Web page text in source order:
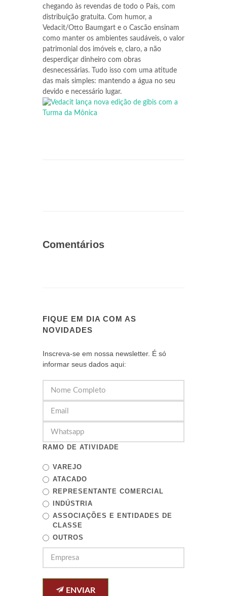
chegando às revendas de todo o País, com
distribuição gratuita. Com humor, a
Vedacit/Otto Baumgart e o Cascão ensinam
como manter os ambientes saudáveis, o valor
patrimonial dos imóveis e, claro, a não
desperdiçar dinheiro com obras
desnecessárias. Tudo isso com uma atitude
das mais simples: mantendo a água no seu
devido e necessário lugar.
Comentários
FIQUE EM DIA COM AS
NOVIDADES
Inscreva-se em nossa newsletter. É só
informar seus dados aqui:
RAMO DE ATIVIDADE
VAREJO
ATACADO
REPRESENTANTE COMERCIAL
INDÚSTRIA
ASSOCIAÇÕES E ENTIDADES DE
CLASSE
OUTROS
ENVIAR